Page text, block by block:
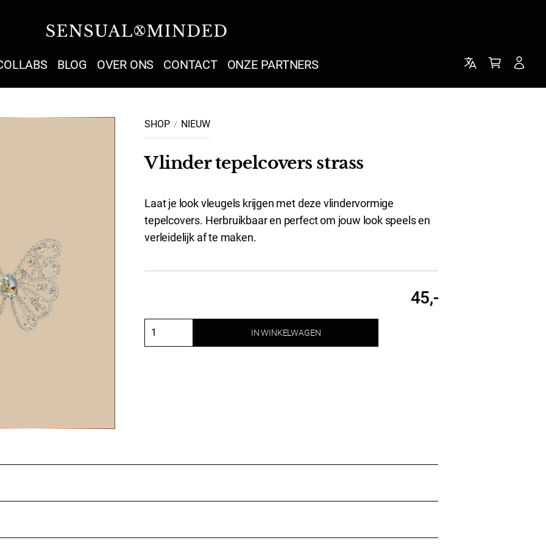
Sensual Minded
BLOG OVER ONS CONTACT ONZE PARTNERS
SHOP NIEUW
Vlinder tepelcovers strass
Laat je look vleugels krijgen met deze vlindervormige
tepelcovers. Herbruikbaar en perfect om jouw look speels en
verleidelijk af te maken.
45,-
Vlinder
IN WINKELWAGEN
en maak jouw borsten onweerstaanbaar! Maak de tepels en huid rondom goed
gewenste plek. Draag ze onder doorschijnende kleding of in combinatie met open cup